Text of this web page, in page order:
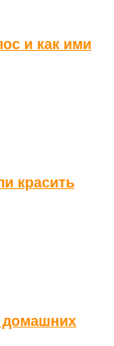
и как ими
красить
домашних